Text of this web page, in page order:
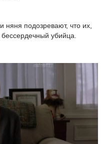
няня подозревают, что их,
убийца.